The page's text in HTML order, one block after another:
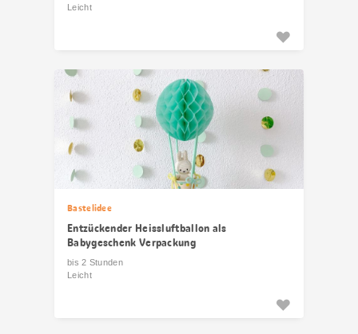
Leicht
Bastelidee
Entzückender Heissluftballon als
Babygeschenk Verpackung
bis 2 Stunden
Leicht